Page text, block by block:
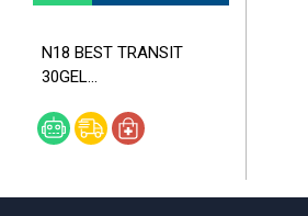
N18 BEST TRANSIT
30GEL...